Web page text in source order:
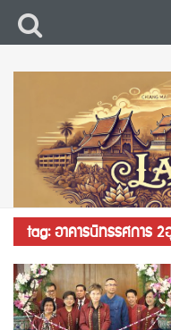
tag: อาคารนิทรรศการ